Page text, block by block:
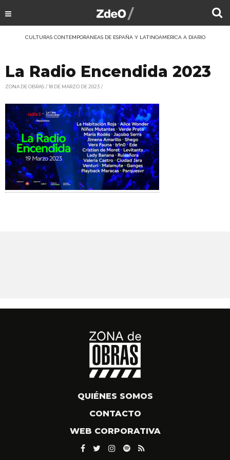
CULTURAS CONTEMPORÁNEAS DE ESPAÑA Y LATINOAMÉRICA A DIARIO
La Radio Encendida 2023
ZONA DE OBRAS 18 DE MARZO DE 2023
QUIÉNES SOMOS
CONTACTO
WEB CORPORATIVA